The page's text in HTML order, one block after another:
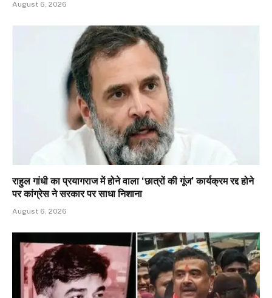
August 6, 2026
राहुल गांधी का प्रयागराज में होने वाला ‘छात्रों की गूंज’ कार्यक्रम रद्द होने
पर कांग्रेस ने सरकार पर साधा निशाना
August 6, 2026